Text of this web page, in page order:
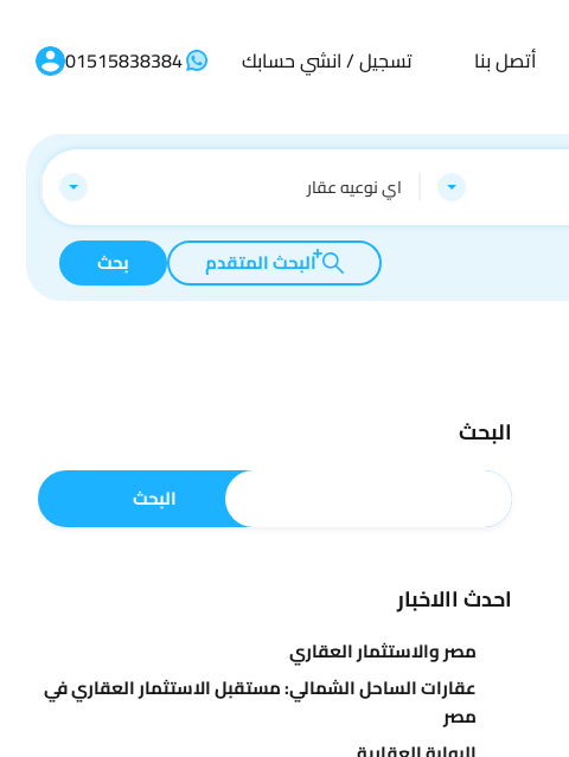
أتصل بنا تسجيل / انشي حسابك 01515838384
اي نوعيه عقار
البحث المتقدم بحث
البحث
البحث
احدث االاخبار
مصر والاستثمار العقاري
عقارات الساحل الشمالي: مستقبل الاستثمار العقاري في
مصر